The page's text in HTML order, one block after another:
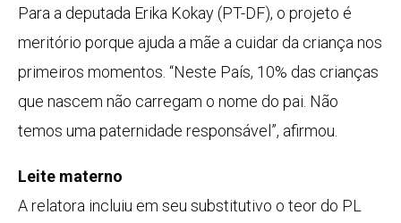
Para a deputada Erika Kokay (PT-DF), o projeto é
meritório porque ajuda a mãe a cuidar da criança nos
primeiros momentos. “Neste País, 10% das crianças
que nascem não carregam o nome do pai. Não
temos uma paternidade responsável”, afirmou.
Leite materno
A relatora incluiu em seu substitutivo o teor do PL